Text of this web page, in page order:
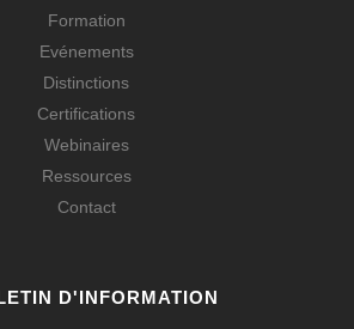
Formation
Evénements
Distinctions
Certifications
Webinaires
Ressources
Contact
D'INFORMATION